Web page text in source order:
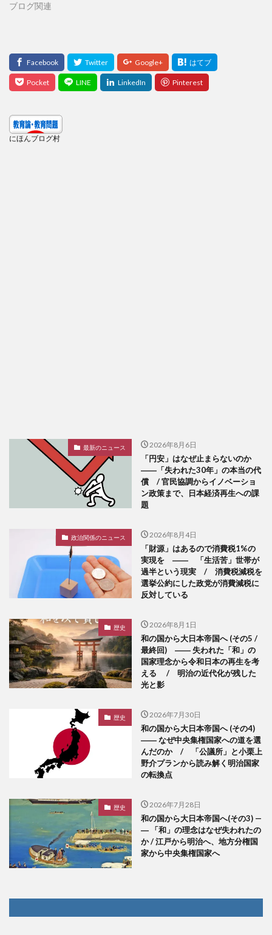
ブログ関連
にほんブログ村
最新のニュース 2026年8月6日
「円安」はなぜ止まらないのか
――「失われた30年」の本当の代
償 / 官民協調からイノベーショ
ン政策まで、日本経済再生への課
題
政治関係のニュース 2026年8月4日
「財源」はあるので消費税1%の
実現を ―― 「生活苦」世帯が
過半という現実 / 消費税減税を
選挙公約にした政党が消費減税に
反対している
歴史 2026年8月1日
和の国から大日本帝国へ (その5 /
最終回) ―― 失われた「和」の
国家理念から令和日本の再生を考
える / 明治の近代化が残した
光と影
歴史 2026年7月30日
和の国から大日本帝国へ (その4)
―― なぜ中央集権国家への道を選
んだのか / 「公議所」と小栗上
野介プランから読み解く明治国家
の転換点
歴史 2026年7月28日
和の国から大日本帝国へ(その3) —
― 「和」の理念はなぜ失われたの
か / 江戸から明治へ、地方分権国
家から中央集権国家へ